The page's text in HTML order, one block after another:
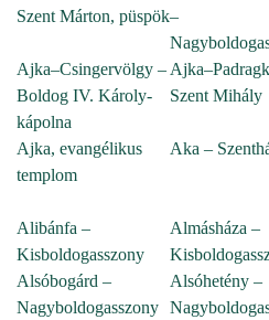
Szent Márton, püspök–
Ajka–Csingervölgy –
Boldog IV. Károly-
kápolna
Szent Mihály
Ajka, evangélikus
templom
Aka –
Alibánfa –
Kisboldogasszony
Almásháza –
Alsóbogárd –
Nagyboldogasszony
Alsóhetény –